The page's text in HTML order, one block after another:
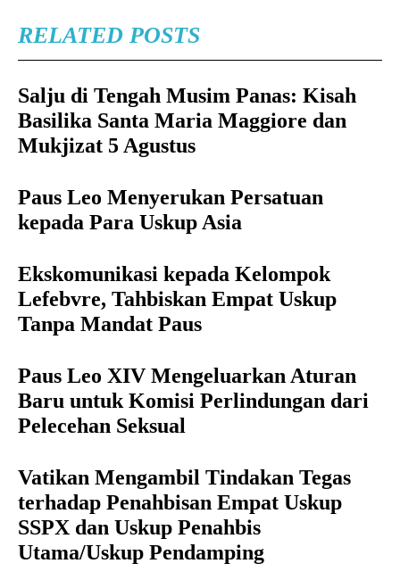
RELATED POSTS
Salju di Tengah Musim Panas: Kisah
Basilika Santa Maria Maggiore dan
Mukjizat 5 Agustus
Paus Leo Menyerukan Persatuan
kepada Para Uskup Asia
Ekskomunikasi kepada Kelompok
Lefebvre, Tahbiskan Empat Uskup
Tanpa Mandat Paus
Paus Leo XIV Mengeluarkan Aturan
Baru untuk Komisi Perlindungan dari
Pelecehan Seksual
Vatikan Mengambil Tindakan Tegas
terhadap Penahbisan Empat Uskup
SSPX dan Uskup Penahbis
Utama/Uskup Pendamping